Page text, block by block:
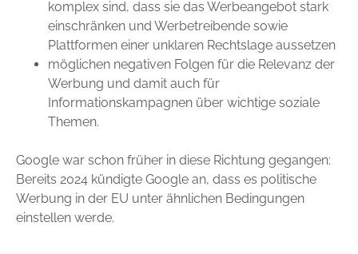
komplex sind, dass sie das Werbeangebot stark
einschränken und Werbetreibende sowie
Plattformen einer unklaren Rechtslage aussetzen
möglichen negativen Folgen für die Relevanz der
Werbung und damit auch für
Informationskampagnen über wichtige soziale
Themen.
Google war schon früher in diese Richtung gegangen:
Bereits 2024 kündigte Google an, dass es politische
Werbung in der EU unter ähnlichen Bedingungen
einstellen werde.